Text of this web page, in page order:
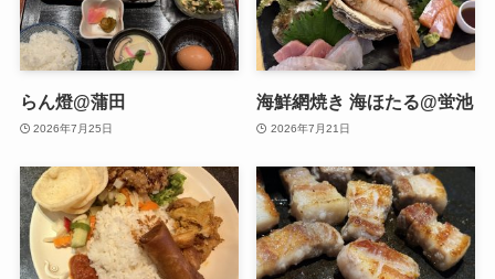
らん燈@蒲田
2026年7月25日
海鮮網焼き 海ほたる@蛍池
2026年7月21日